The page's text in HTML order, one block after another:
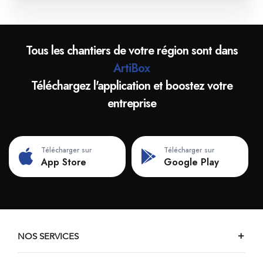
Tous les chantiers de votre région sont dans
ArtiBox
Téléchargez l'application et boostez votre
entreprise
Télécharger sur
App Store
Télécharger sur
Google Play
NOS SERVICES